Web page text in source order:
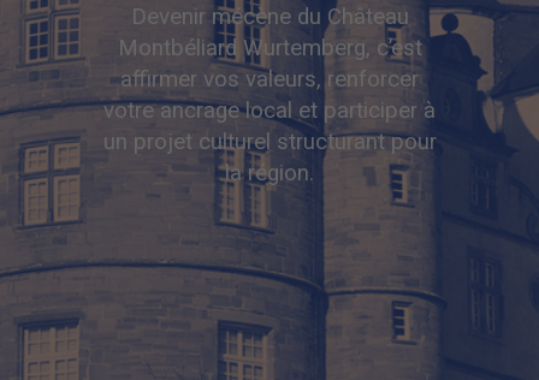
Devenir mécène du Château
Montbéliard Wurtemberg, c’est
affirmer vos valeurs, renforcer
votre ancrage local et participer à
un projet culturel structurant pour
la région.